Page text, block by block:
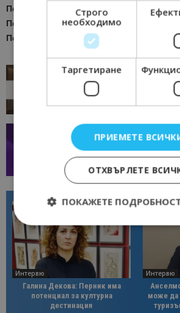
Последвайте
Bgtourism.bg в
ПоследвайтеBgtourism.bg във
Последвайте
Bgtourism.bg в YOUTUBE
Интервю
Галина Декова: Перник има
потенциал за културна
дестинация
Интервю
може да
Строго
необходимо
Таргетиране
ПРИЕМЕТЕ
ОТХВЪРЛЕТЕ
ПОКАЖЕТЕ
Строго необходимо
Таргетиране
Строго необходимите бисквитки
основната функционалност на
потребителско влизане и